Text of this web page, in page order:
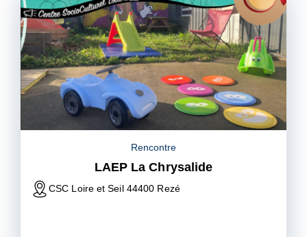
LAEP La Chrysalide
Rencontre
CSC Loire et Seil 44400 Rezé